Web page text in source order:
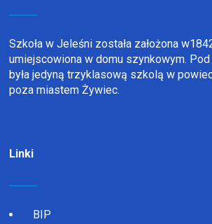
Szkoła w Jeleśni została założona
umiejscowiona w domu szynkowym.
była jedyną trzyklasową szkolą w
poza miastem Żywiec.
Linki
BIP